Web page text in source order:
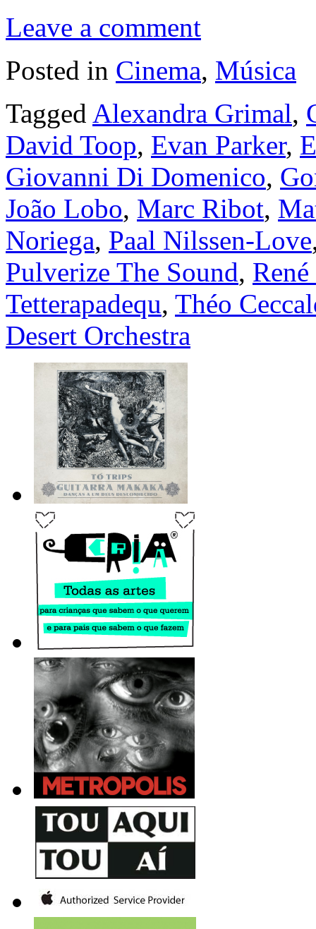
Leave a comment
Posted in Cinema, Música
Tagged Alexandra Grimal,
David Toop, Evan Parker,
Giovanni Di Domenico,
João Lobo, Marc Ribot,
Noriega, Paal Nilssen-Love
Pulverize The Sound,
Tetterapadequ, Théo
Desert Orchestra